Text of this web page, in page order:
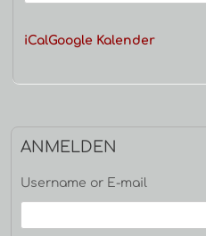
iCalGoogle Kalender
ANMELDEN
Username or E-mail